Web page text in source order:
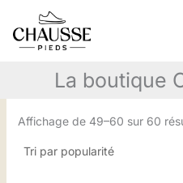
contenu
La boutique
Affichage de 49–60 sur 60